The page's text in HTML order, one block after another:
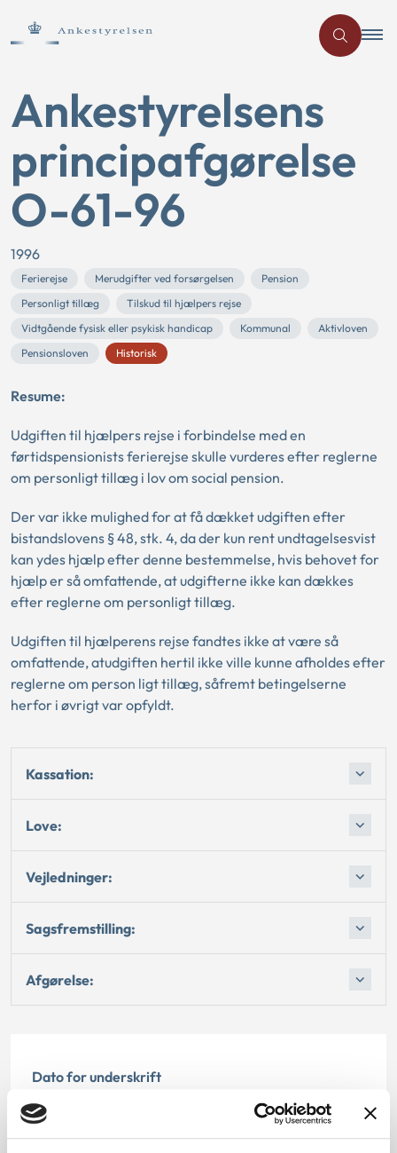
Ankestyrelsens
principafgørelse
O-61-96
1996
Ferierejse Merudgifter ved forsørgelsen
Pension
Personligt tillæg
Tilskud til hjælpers rejse
Vidtgående fysisk eller psykisk handicap
Kommunal
Aktivloven
Pensionsloven
Historisk
Resume:
Udgiften til hjælpers rejse i forbindelse med en
førtidspensionists ferierejse skulle vurderes efter reglerne
om personligt tillæg i lov om social pension.
Der var ikke mulighed for at få dækket udgiften efter
bistandslovens § 48, stk. 4, da der kun rent undtagelsesvist
kan ydes hjælp efter denne bestemmelse, hvis behovet for
hjælp er så omfattende, at udgifterne ikke kan dækkes
efter reglerne om personligt tillæg.
Udgiften til hjælperens rejse fandtes ikke at være så
omfattende, atudgiften hertil ikke ville kunne afholdes efter
reglerne om person ligt tillæg, såfremt betingelserne
herfor i øvrigt var opfyldt.
Kassation:
Love:
Vejledninger:
Sagsfremstilling:
Afgørelse:
Dato for underskrift
15.05.1996